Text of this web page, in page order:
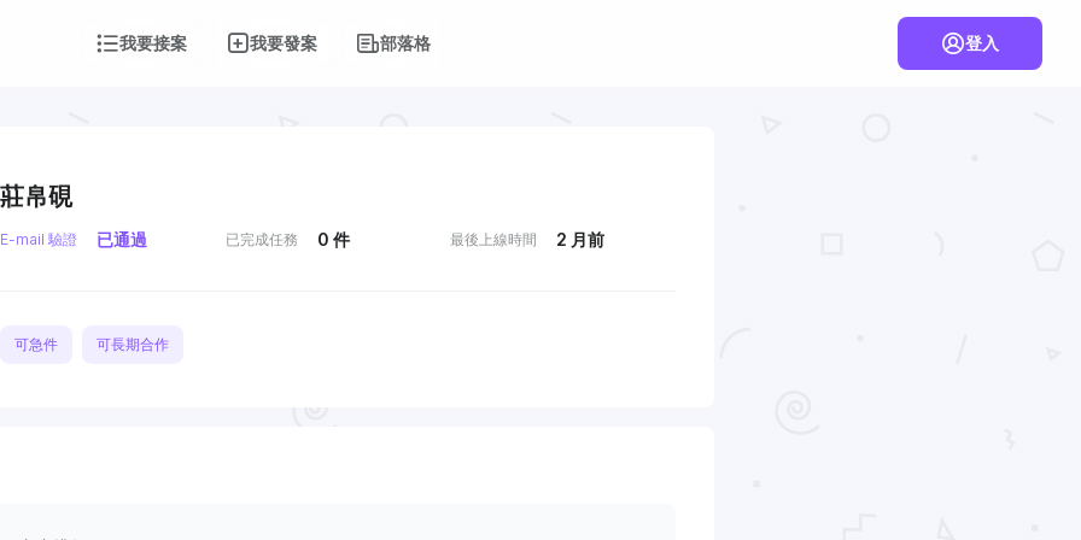
我要接案 我要發案 部落格 登入
莊帛硯
E-mail 驗證 已通過 已完成任務 0 件 最後上線時間 2 月前
可急件 可長期合作